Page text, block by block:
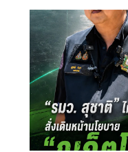
นครราชสีมา